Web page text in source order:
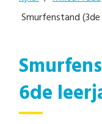
Smurfenstand
6de